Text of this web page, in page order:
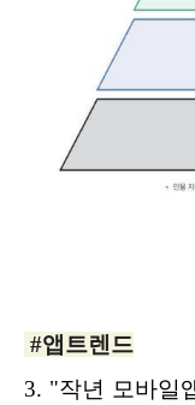
#앱트렌드
3. "작년 모바일